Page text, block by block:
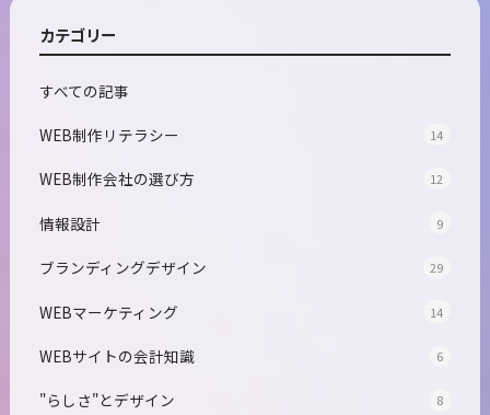
カテゴリー
すべての記事
WEB制作リテラシー 14
WEB制作会社の選び方 12
情報設計 9
ブランディングデザイン 29
WEBマーケティング 14
WEBサイトの会計知識 6
"らしさ"とデザイン 8